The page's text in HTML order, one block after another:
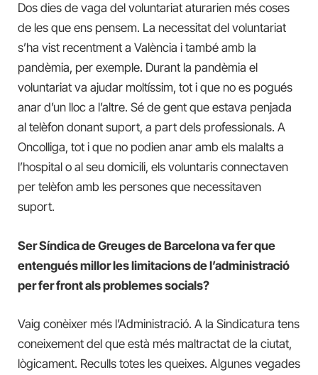
Dos dies de vaga del voluntariat aturarien més coses
de les que ens pensem. La necessitat del voluntariat
s’ha vist recentment a València i també amb la
pandèmia, per exemple. Durant la pandèmia el
voluntariat va ajudar moltíssim, tot i que no es pogués
anar d’un lloc a l’altre. Sé de gent que estava penjada
al telèfon donant suport, a part dels professionals. A
Oncolliga, tot i que no podien anar amb els malalts a
l’hospital o al seu domicili, els voluntaris connectaven
per telèfon amb les persones que necessitaven
suport.
Ser Síndica de Greuges de Barcelona va fer que
entengués millor les limitacions de l’administració
per fer front als problemes socials?
Vaig conèixer més l’Administració. A la Sindicatura tens
coneixement del que està més maltractat de la ciutat,
lògicament. Reculls totes les queixes. Algunes vegades